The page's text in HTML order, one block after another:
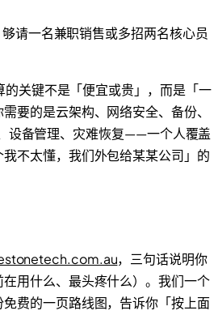
请一名兼职销售或多招两名核心员
的关键不是「便宜或贵」，而是「一
要的是云架构、网络安全、备份、
设备管理、灾难恢复——一个人覆盖
不太懂，我们外包给某某公司」的
，三句话说明你
用什么、最头疼什么）。我们一个
费的一页路线图，告诉你「按上面